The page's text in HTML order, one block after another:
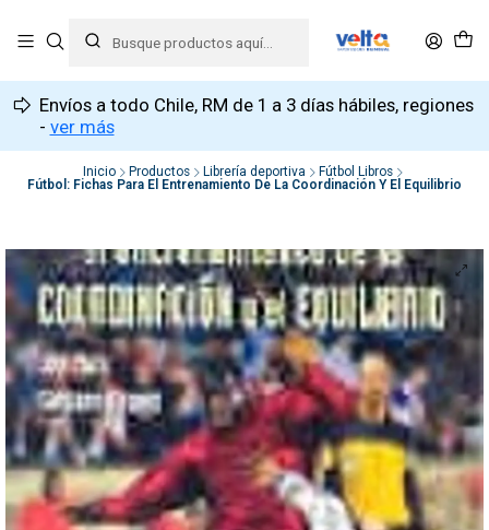
Envíos a todo Chile, RM de 1 a 3 días hábiles, regiones
- ver más
Inicio Productos Librería deportiva
Fútbol Libros
Fútbol: Fichas Para El Entrenamiento De La Coordinación Y El Equilibrio